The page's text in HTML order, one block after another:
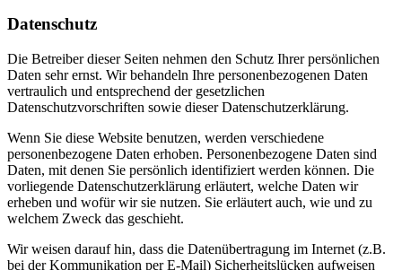
Datenschutz
Die Betreiber dieser Seiten nehmen den Schutz Ihrer persönlichen
Daten sehr ernst. Wir behandeln Ihre personenbezogenen Daten
vertraulich und entsprechend der gesetzlichen
Datenschutzvorschriften sowie dieser Datenschutzerklärung.
Wenn Sie diese Website benutzen, werden verschiedene
personenbezogene Daten erhoben. Personenbezogene Daten sind
Daten, mit denen Sie persönlich identifiziert werden können. Die
vorliegende Datenschutzerklärung erläutert, welche Daten wir
erheben und wofür wir sie nutzen. Sie erläutert auch, wie und zu
welchem Zweck das geschieht.
Wir weisen darauf hin, dass die Datenübertragung im Internet (z.B.
bei der Kommunikation per E-Mail) Sicherheitslücken aufweisen